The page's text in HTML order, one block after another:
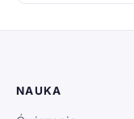
NAUKA